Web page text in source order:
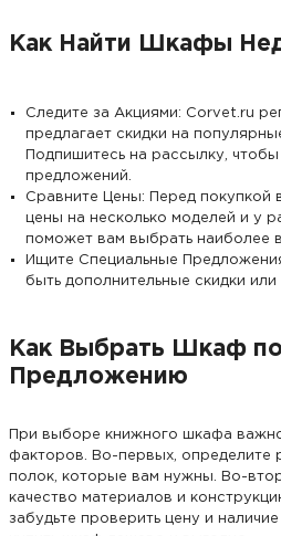
Как Найти Шкафы
Следите за Акциями: Corvet.ru
предлагает скидки на
Подпишитесь на рассылку,
предложений.
Сравните Цены: Перед покупкой
цены на несколько моделей и у
поможет вам выбрать наиболее
Ищите Специальные
быть дополнительные скидки
Как Выбрать Шкаф
Предложению
При выборе книжного шкафа
факторов. Во-первых, определите
полок, которые вам нужны. Во-
качество материалов и
забудьте проверить цену и